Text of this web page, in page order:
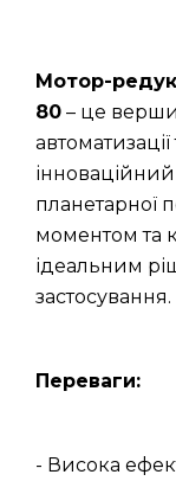
Мотор-
80 – це
планетарної
моментом та
ідеальним
застосування.
Переваги:
- Висока